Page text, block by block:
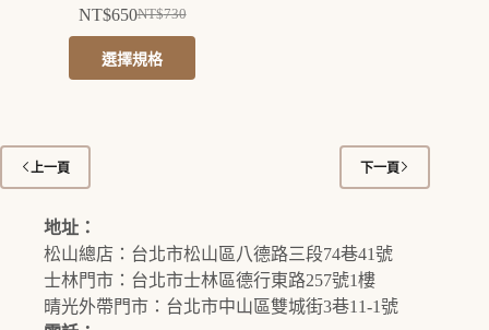
選
擇
選
NT$730
始
價
NT$650
前
價
選擇規格
此
產
可
在
產
上一頁 下一頁
地址：
松山總店：台北市松山區八德路三段74巷41號
士林門市：台北市士林區德行東路257號1樓
晴光外帶門市：台北市中山區雙城街3巷11-1號